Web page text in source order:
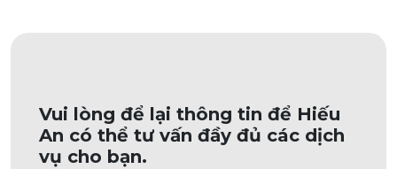
Vui lòng để lại thông tin để Hiếu
An có thể tư vấn đầy đủ các dịch
vụ cho bạn.